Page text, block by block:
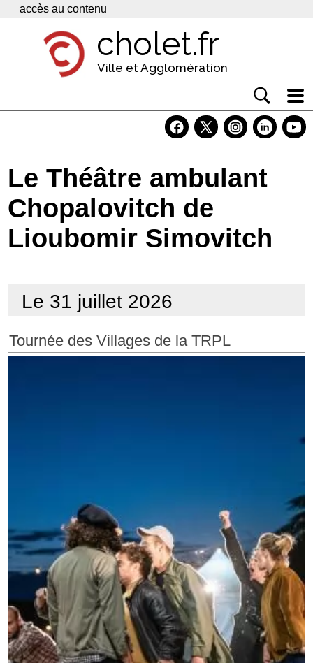
Panneau de gestion des cookies
accès au contenu
cholet.fr
Ville et Agglomération
Economie
Services
Contacts
Le Théâtre ambulant
Chopalovitch de
Lioubomir Simovitch
Le 31 juillet 2026
Tournée des Villages de la TRPL